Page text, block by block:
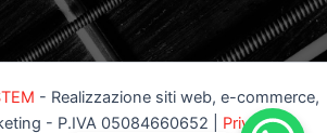
- Realizzazione siti web, e-commerce,
- P.IVA 05084660652 | Privacy